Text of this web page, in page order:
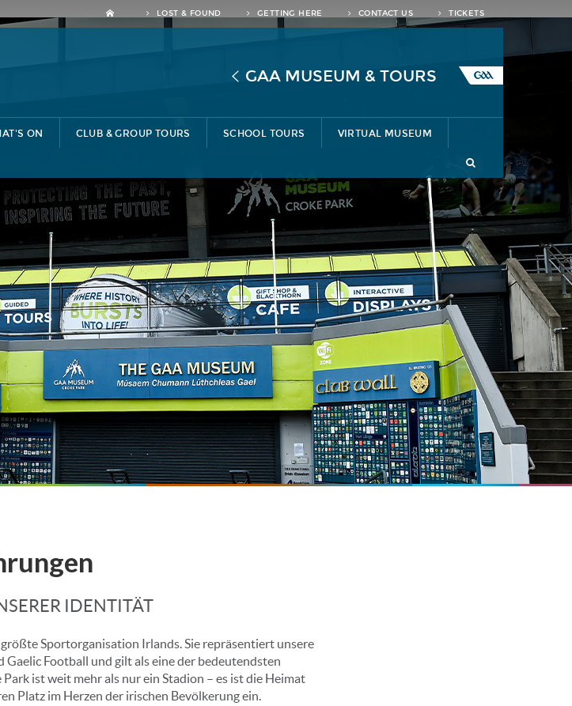
LOST & FOUND GETTING HERE CONTACT US TICKETS
GAA MUSEUM & TOURS
ON CLUB & GROUP TOURS SCHOOL TOURS VIRTUAL MUSEUM
IDENTITÄT
Sportorganisation Irlands. Sie repräsentiert unsere
Football und gilt als eine der bedeutendsten
ist weit mehr als nur ein Stadion – es ist die Heimat
Platz im Herzen der irischen Bevölkerung ein.